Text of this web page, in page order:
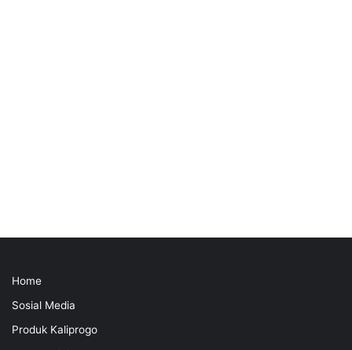
Home
Sosial Media
Produk Kaliprogo